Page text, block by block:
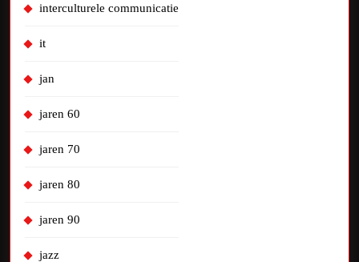
interculturele communicatie
it
jan
jaren 60
jaren 70
jaren 80
jaren 90
jazz